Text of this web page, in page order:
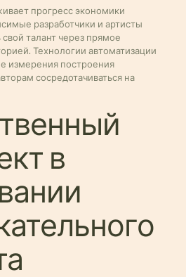
прогресс экономики
разработчики и артисты
талант через прямое
Технологии автоматизации
измерения построения
сосредотачиваться на
в